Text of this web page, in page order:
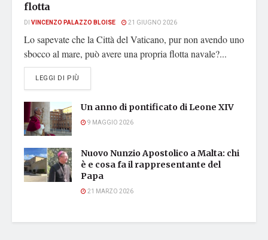
flotta
DI VINCENZO PALAZZO BLOISE 21 GIUGNO 2026
Lo sapevate che la Città del Vaticano, pur non avendo uno
sbocco al mare, può avere una propria flotta navale?...
LEGGI DI PIÙ
Un anno di pontificato di Leone XIV
9 MAGGIO 2026
Nuovo Nunzio Apostolico a Malta: chi
è e cosa fa il rappresentante del
Papa
21 MARZO 2026